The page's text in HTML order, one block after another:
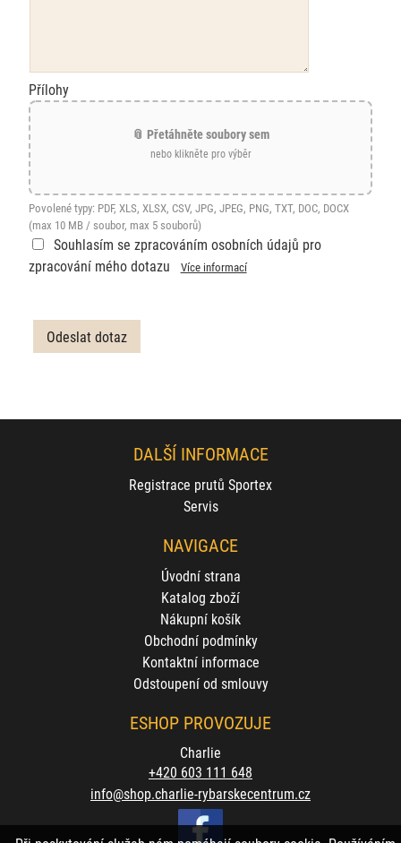
Přílohy
📎 Přetáhněte soubory sem
nebo klikněte pro výběr
Povolené typy: PDF, XLS, XLSX, CSV, JPG, JPEG, PNG, TXT, DOC, DOCX
(max 10 MB / soubor, max 5 souborů)
Souhlasím se zpracováním osobních údajů pro
zpracování mého dotazu
Více informací
DALŠÍ INFORMACE
Registrace prutů Sportex
Servis
NAVIGACE
Úvodní strana
Katalog zboží
Nákupní košík
Obchodní podmínky
Kontaktní informace
Odstoupení od smlouvy
ESHOP PROVOZUJE
Charlie
+420 603 111 648
info@shop.charlie-rybarskecentrum.cz